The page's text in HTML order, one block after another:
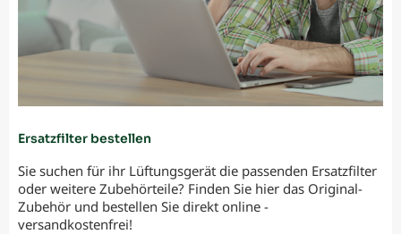
Ersatzfilter bestellen
Sie suchen für ihr Lüftungsgerät die passenden Ersatzfilter
oder weitere Zubehörteile? Finden Sie hier das Original-
Zubehör und bestellen Sie direkt online -
versandkostenfrei!